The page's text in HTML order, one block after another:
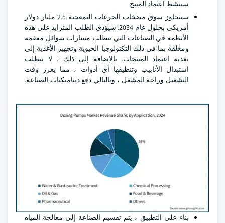
سينشط اعتماد المنتج.
سيتجاوز سوق مضخات الجرعات التمعجية 2.5 مليار دولار
أمريكي بحلول عام 2034. سيؤدي الطلب المتزايد على هذه
الأنظمة في الصناعات التي تتطلب مسارات سوائل معقمة
ومغلقة بما في ذلك التكنولوجيا الحيوية وتجهيز الأغذية إلى
تغذية اعتماد المنتجات. بالإضافة إلى ذلك ، لا يتطلب
استبدال الأنابيب وتنظيفها أي أدوات ، مما يعزز وقت
التشغيل وراحة المشغل ، وبالتالي دفع ديناميكيات الصناعة.
بناء على التطبيق ، يتم تقسيم الصناعة إلى معالجة المياه